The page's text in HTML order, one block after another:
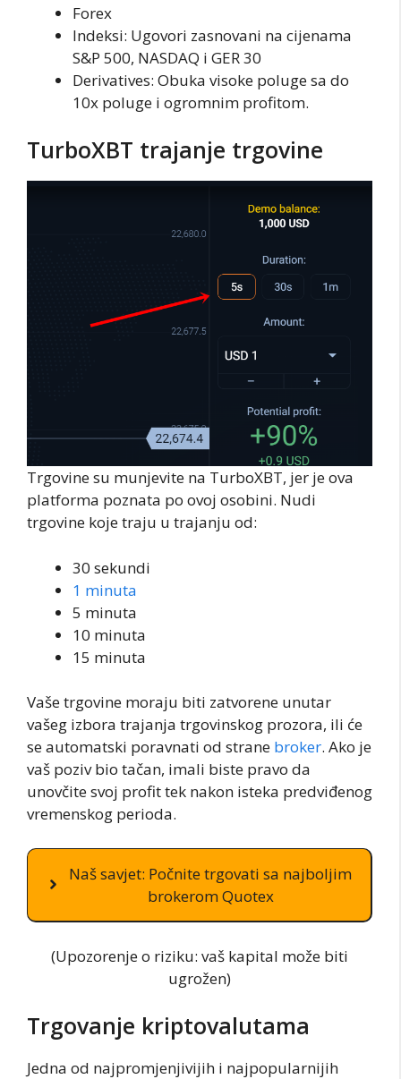
Forex
Indeksi: Ugovori zasnovani na cijenama
S&P 500, NASDAQ i GER 30
Derivatives: Obuka visoke poluge sa do
10x poluge i ogromnim profitom.
TurboXBT trajanje trgovine
Trgovine su munjevite na TurboXBT, jer je ova
platforma poznata po ovoj osobini. Nudi
trgovine koje traju u trajanju od:
30 sekundi
1 minuta
5 minuta
10 minuta
15 minuta
Vaše trgovine moraju biti zatvorene unutar
vašeg izbora trajanja trgovinskog prozora, ili će
se automatski poravnati od strane broker. Ako je
vaš poziv bio tačan, imali biste pravo da
unovčite svoj profit tek nakon isteka predviđenog
vremenskog perioda.
Naš savjet: Počnite trgovati sa najboljim
brokerom Quotex
(Upozorenje o riziku: vaš kapital može biti
ugrožen)
Trgovanje kriptovalutama
Jedna od najpromjenjivijih i najpopularnijih